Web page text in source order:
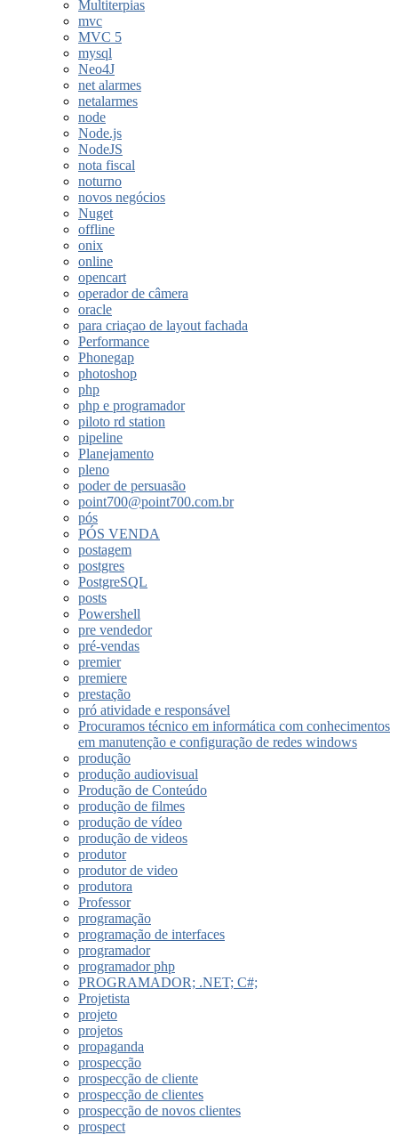
Multiterpias
mvc
MVC 5
mysql
Neo4J
net alarmes
netalarmes
node
Node.js
NodeJS
nota fiscal
noturno
novos negócios
Nuget
offline
onix
online
opencart
operador de câmera
oracle
para criaçao de layout fachada
Performance
Phonegap
photoshop
php
php e programador
piloto rd station
pipeline
Planejamento
pleno
poder de persuasão
point700@point700.com.br
pós
PÓS VENDA
postagem
postgres
PostgreSQL
posts
Powershell
pre vendedor
pré-vendas
premier
premiere
prestação
pró atividade e responsável
Procuramos técnico em informática com conhecimentos
em manutenção e configuração de redes windows
produção
produção audiovisual
Produção de Conteúdo
produção de filmes
produção de vídeo
produção de videos
produtor
produtor de video
produtora
Professor
programação
programação de interfaces
programador
programador php
PROGRAMADOR; .NET; C#;
Projetista
projeto
projetos
propaganda
prospecção
prospecção de cliente
prospecção de clientes
prospecção de novos clientes
prospect